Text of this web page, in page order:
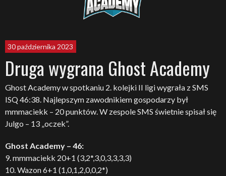
30 października 2023
Druga wygrana Ghost Academy
Ghost Academy w spotkaniu 2. kolejki II ligi wygrała z SMS
ISQ 46:38. Najlepszym zawodnikiem gospodarzy był
mmmaciekk – 20 punktów. W zespole SMS świetnie spisał się
Julgo – 13 „oczek”.
Ghost Academy – 46:
9. mmmaciekk 20+1 (3,2*,3,0,3,3,3,3)
10. Wazon 6+1 (1,0,1,2,0,0,2*)